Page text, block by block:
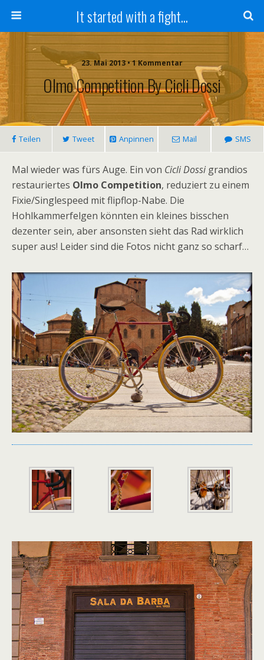
It started with a fight...
23. Mai 2013 • 1 Kommentar
Olmo Competition By Cicli Dossi
Teilen Tweet Anpinnen Mail SMS
Mal wieder was fürs Auge. Ein von Cicli Dossigrandios
restauriertes Olmo Competition, reduziert zu einem
Fixie/Singlespeed mit flipflop-Nabe. Die
Hohlkammerfelgen könnten ein kleines bisschen
dezenter sein, aber ansonsten sieht das Rad wirklich
super aus! Leider sind die Fotos nicht ganz so scharf…